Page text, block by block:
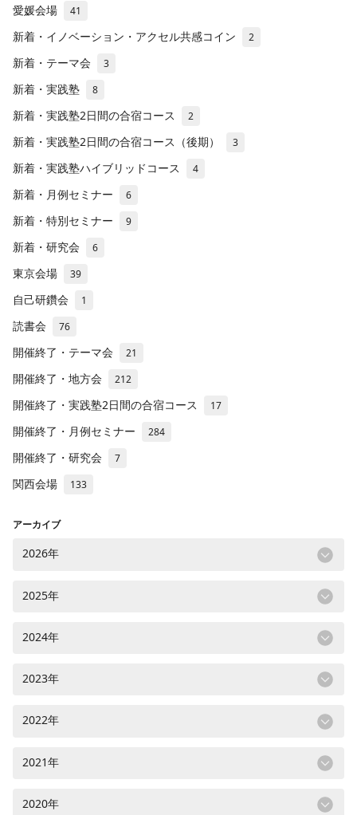
愛媛会場 41
新着・イノベーション・アクセル共感コイン 2
新着・テーマ会 3
新着・実践塾 8
新着・実践塾2日間の合宿コース 2
新着・実践塾2日間の合宿コース（後期） 3
新着・実践塾ハイブリッドコース 4
新着・月例セミナー 6
新着・特別セミナー 9
新着・研究会 6
東京会場 39
自己研鑽会 1
読書会 76
開催終了・テーマ会 21
開催終了・地方会 212
開催終了・実践塾2日間の合宿コース 17
開催終了・月例セミナー 284
開催終了・研究会 7
関西会場 133
アーカイブ
2026年
2025年
2024年
2023年
2022年
2021年
2020年